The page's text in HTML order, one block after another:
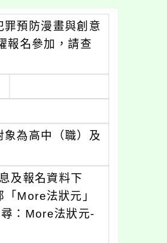
預防漫畫與創意
報名參加，請查
為高中（職）及
及報名資料下
More法狀元」
：More法狀元-